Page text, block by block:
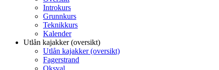
Introkurs
Grunnkurs
Teknikkurs
Kalender
Utlån kajakker (oversikt)
Utlån kajakker (oversikt)
Fagerstrand
Oksval